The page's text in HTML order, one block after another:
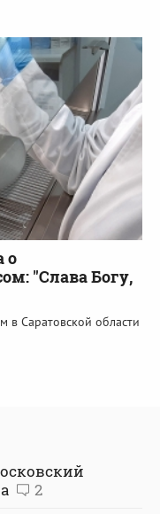
о
"Слава Богу,
в Саратовской области
2